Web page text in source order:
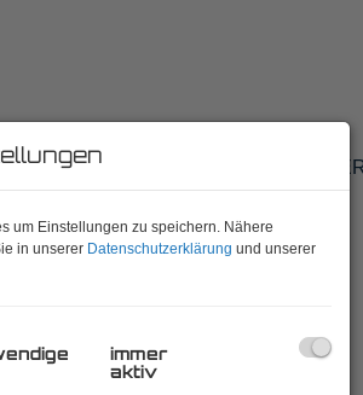
SEMMERING!
um Einstellungen zu speichern. Nähere
in unserer Datenschutzerklärung und unserer
immer
aktiv